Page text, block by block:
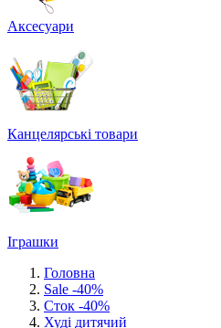
Аксесуари
Канцелярські товари
Іграшки
Головна
Sale -40%
Сток -40%
Худі дитячий